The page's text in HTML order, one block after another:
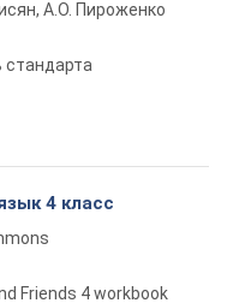
А.О. Пироженко
стандарта
4 класс
Friends 4 workbook